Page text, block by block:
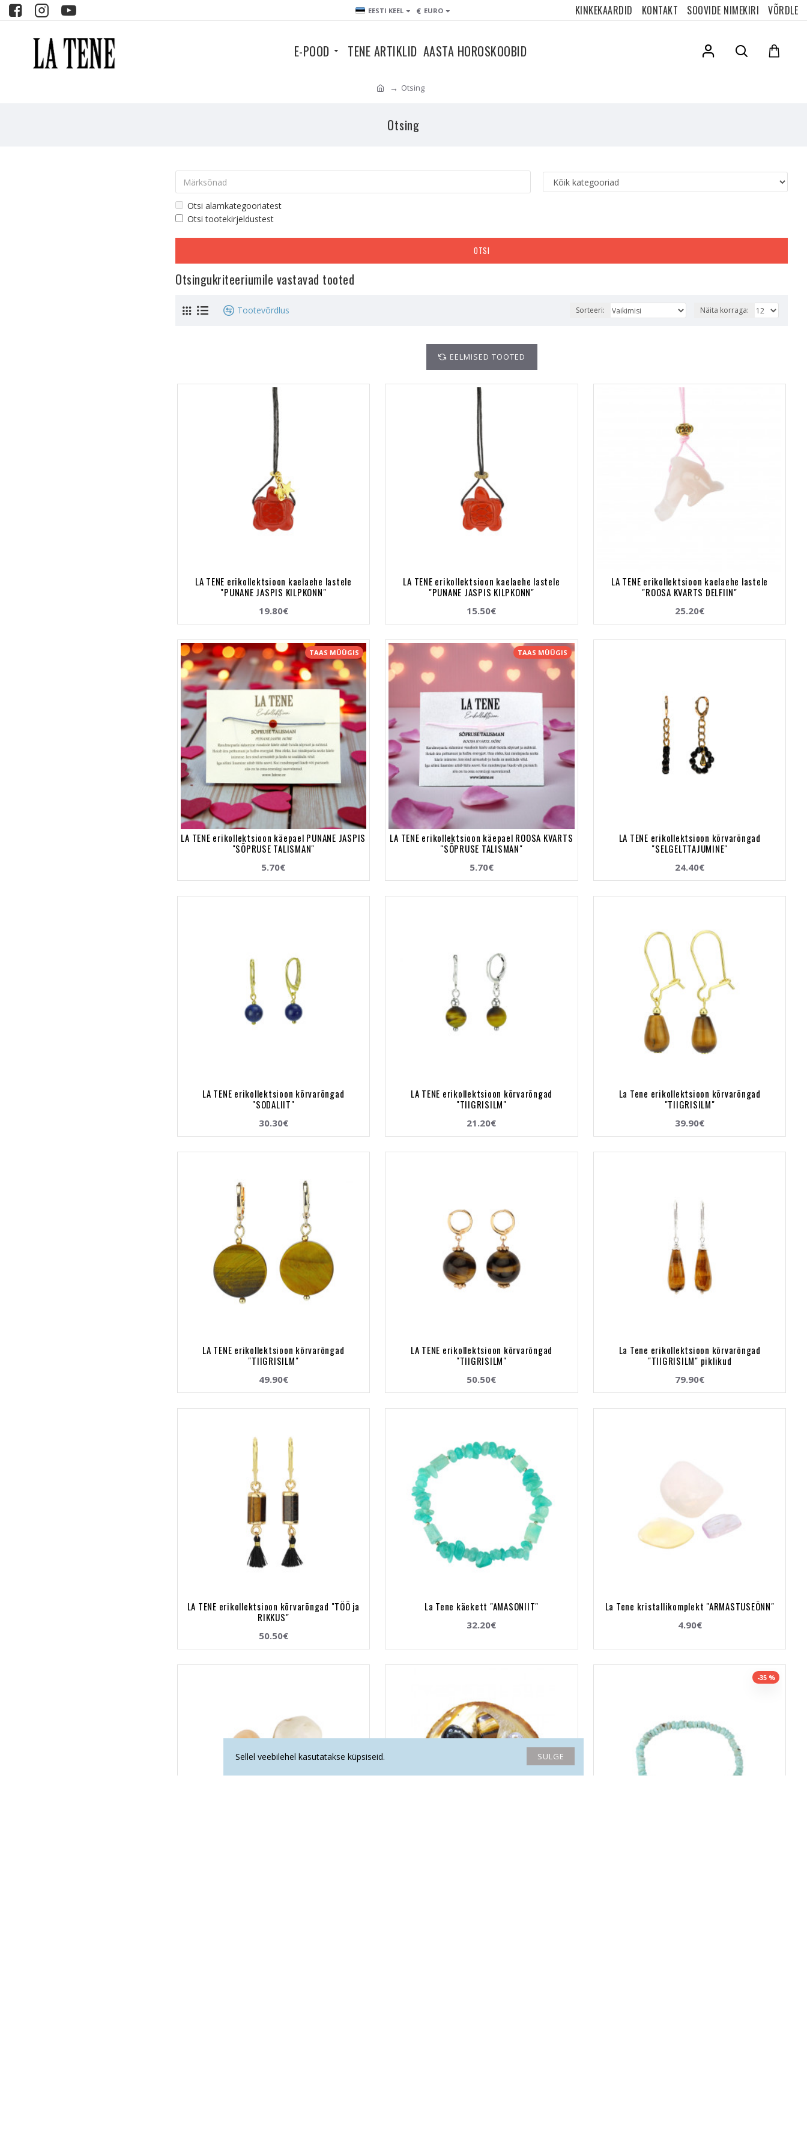
EESTI KEEL € EURO KINKEKAARDID KONTAKT SOOVIDE NIMEKIRI VÕRDLE
E-POOD TENE ARTIKLID AASTA HOROSKOOBID
Otsing
Otsing
Otsi alamkategooriatest
Otsi tootekirjeldustest
OTSI
Otsingukriteeriumile vastavad tooted
Tootevõrdlus Sorteeri: Näita korraga:
EELMISED TOOTED
LA TENE erikollektsioon kaelaehe lastele
"PUNANE JASPIS KILPKONN"
19.80€
LA TENE erikollektsioon kaelaehe lastele
"PUNANE JASPIS KILPKONN"
15.50€
LA TENE erikollektsioon kaelaehe lastele
"ROOSA KVARTS DELFIIN"
25.20€
TAAS MÜÜGIS
LA TENE erikollektsioon käepael PUNANE JASPIS
"SÕPRUSE TALISMAN"
5.70€
TAAS MÜÜGIS
LA TENE erikollektsioon käepael ROOSA KVARTS
"SÕPRUSE TALISMAN"
5.70€
LA TENE erikollektsioon kõrvarõngad
"SELGELTTAJUMINE"
24.40€
LA TENE erikollektsioon kõrvarõngad
"SODALIIT"
30.30€
LA TENE erikollektsioon kõrvarõngad
"TIIGRISILM"
21.20€
La Tene erikollektsioon kõrvarõngad
"TIIGRISILM"
39.90€
LA TENE erikollektsioon kõrvarõngad
"TIIGRISILM"
49.90€
LA TENE erikollektsioon kõrvarõngad
"TIIGRISILM"
50.50€
La Tene erikollektsioon kõrvarõngad
"TIIGRISILM" piklikud
79.90€
LA TENE erikollektsioon kõrvarõngad "TÖÖ ja
RIKKUS"
50.50€
La Tene käekett "AMASONIIT"
32.20€
La Tene kristallikomplekt "ARMASTUSEÕNN"
4.90€
-35 %
SULGE
Sellel veebilehel kasutatakse küpsiseid.